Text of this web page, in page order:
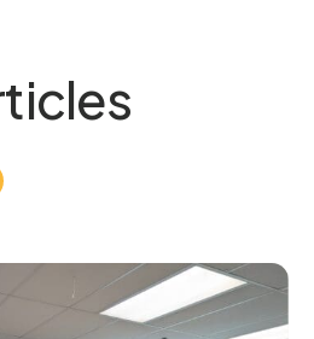
études, sondages,
ci-dessous pour nous